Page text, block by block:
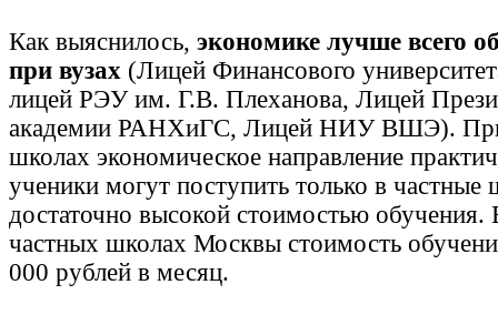
Как выяснилось, экономике лучше всего
при вузах (Лицей Финансового
лицей РЭУ им. Г.В. Плеханова, Лицей
академии РАНХиГС, Лицей НИУ ВШЭ).
школах экономическое направление
ученики могут поступить только в частные
достаточно высокой стоимостью обучения.
частных школах Москвы стоимость
000 рублей в месяц.